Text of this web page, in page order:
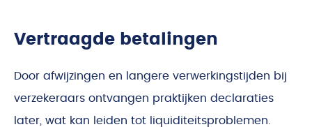
Vertraagde betalingen
Door afwijzingen en langere verwerkingstijden bij
verzekeraars ontvangen praktijken declaraties
later, wat kan leiden tot liquiditeitsproblemen.